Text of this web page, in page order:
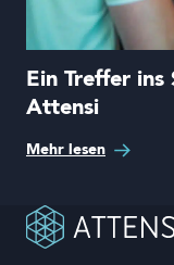
Ein Treffer
Attensi
Mehr lesen